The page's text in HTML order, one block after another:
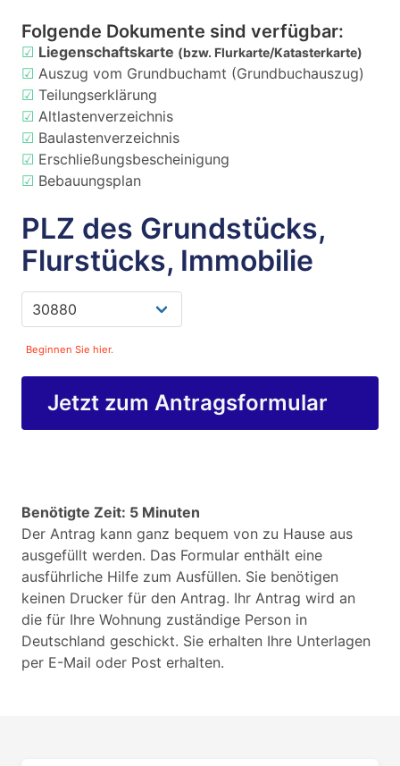
Folgende Dokumente sind verfügbar:
☑ Liegenschaftskarte (bzw. Flurkarte/Katasterkarte)
☑ Auszug vom Grundbuchamt (Grundbuchauszug)
☑ Teilungserklärung
☑ Altlastenverzeichnis
☑ Baulastenverzeichnis
☑ Erschließungsbescheinigung
☑ Bebauungsplan
PLZ des Grundstücks,
Flurstücks, Immobilie
Beginnen Sie hier.
Jetzt zum Antragsformular
Benötigte Zeit: 5 Minuten
Der Antrag kann ganz bequem von zu Hause aus
ausgefüllt werden. Das Formular enthält eine
ausführliche Hilfe zum Ausfüllen. Sie benötigen
keinen Drucker für den Antrag. Ihr Antrag wird an
die für Ihre Wohnung zuständige Person in
Deutschland geschickt. Sie erhalten Ihre Unterlagen
per E-Mail oder Post erhalten.